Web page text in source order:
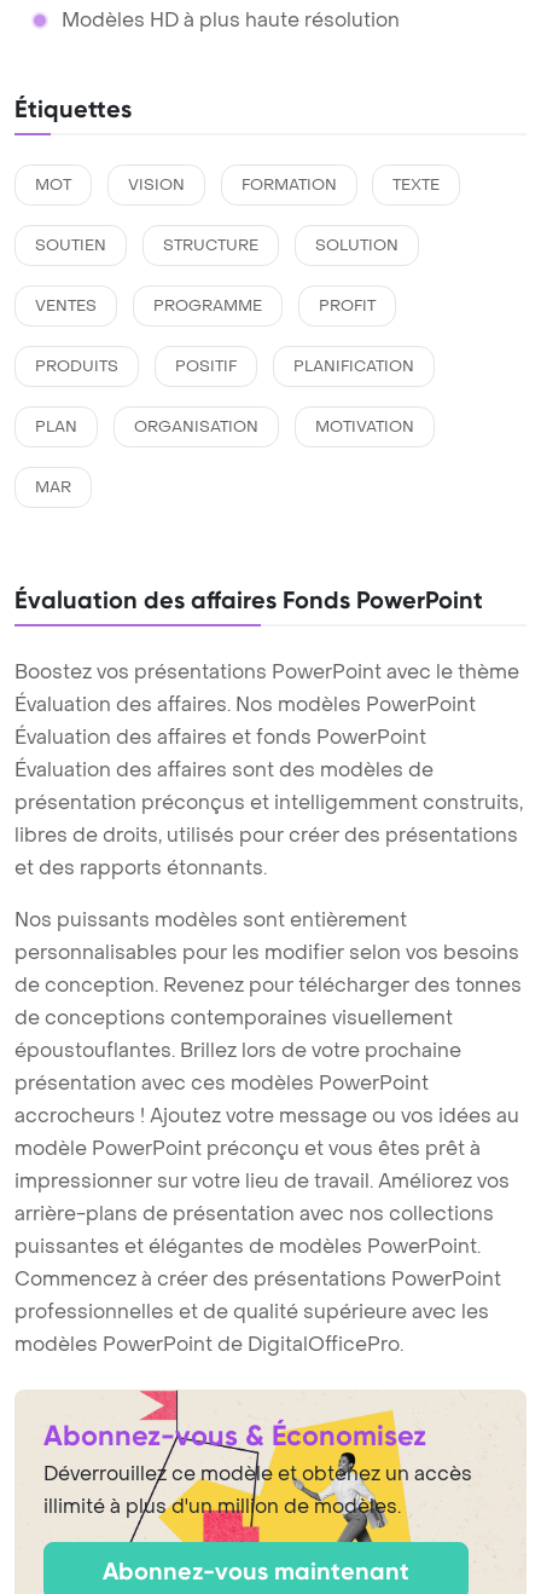
Modèles HD à plus haute résolution
Étiquettes
MOT VISION FORMATION TEXTE
SOUTIEN STRUCTURE SOLUTION
VENTES PROGRAMME PROFIT
PRODUITS POSITIF PLANIFICATION
PLAN ORGANISATION MOTIVATION
MAR
Évaluation des affaires Fonds PowerPoint
Boostez vos présentations PowerPoint avec le thème
Évaluation des affaires. Nos modèles PowerPoint
Évaluation des affaires et fonds PowerPoint
Évaluation des affaires sont des modèles de
présentation préconçus et intelligemment construits,
libres de droits, utilisés pour créer des présentations
et des rapports étonnants.
Nos puissants modèles sont entièrement
personnalisables pour les modifier selon vos besoins
de conception. Revenez pour télécharger des tonnes
de conceptions contemporaines visuellement
époustouflantes. Brillez lors de votre prochaine
présentation avec ces modèles PowerPoint
accrocheurs ! Ajoutez votre message ou vos idées au
modèle PowerPoint préconçu et vous êtes prêt à
impressionner sur votre lieu de travail. Améliorez vos
arrière-plans de présentation avec nos collections
puissantes et élégantes de modèles PowerPoint.
Commencez à créer des présentations PowerPoint
professionnelles et de qualité supérieure avec les
modèles PowerPoint de DigitalOfficePro.
Abonnez-vous & Économisez
Déverrouillez ce modèle et obtenez un accès
illimité à plus d'un million de modèles.
Abonnez-vous maintenant